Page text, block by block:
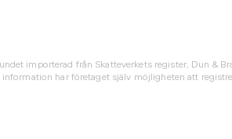
importerad från Skatteverkets register, Dun &
har företaget själv möjligheten att